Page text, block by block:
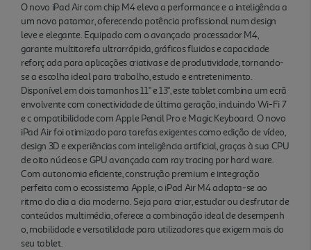
O novo iPad Air com chip M4 eleva a performance e a inteligência a
um novo patamar, oferecendo potência profissional num design
leve e elegante. Equipado com o avançado processador M4,
garante multitarefa ultrarrápida, gráficos fluidos e capacidade
reforç ada para aplicações criativas e de produtividade, tornando-
se a escolha ideal para trabalho, estudo e entretenimento.
Disponível em dois tamanhos 11" e 13", este tablet combina um ecrã
envolvente com conectividade de última geração, incluindo Wi-Fi 7
e c ompatibilidade com Apple Pencil Pro e Magic Keyboard. O novo
iPad Air foi otimizado para tarefas exigentes como edição de vídeo,
design 3D e experiências com inteligência artificial, graças à sua CPU
de oito núcleos e GPU avançada com ray tracing por hard ware.
Com autonomia eficiente, construção premium e integração
perfeita com o ecossistema Apple, o iPad Air M4 adapta-se ao
ritmo do dia a dia moderno. Seja para criar, estudar ou desfrutar de
conteúdos multimédia, oferece a combinação ideal de desempenh
o, mobilidade e versatilidade para utilizadores que exigem mais do
seu tablet.